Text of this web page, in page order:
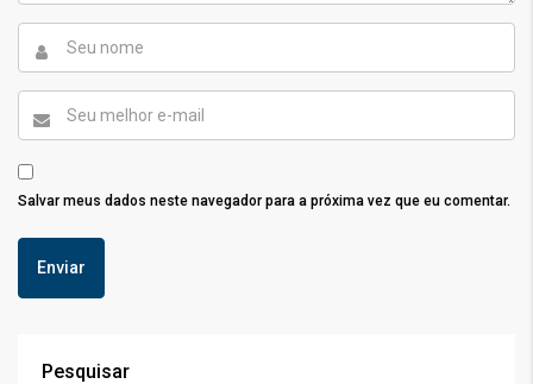
Salvar meus dados neste navegador para a próxima vez que eu comentar.
Pesquisar